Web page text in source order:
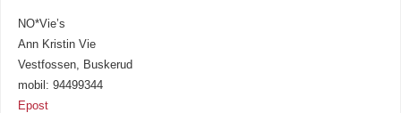
NO*Vie’s
Ann Kristin Vie
Vestfossen, Buskerud
mobil: 94499344
Epost